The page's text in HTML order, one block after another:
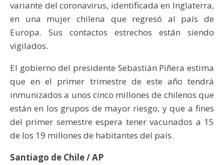
variante del coronavirus, identificada en Inglaterra,
en una mujer chilena que regresó al país de
Europa. Sus contactos estrechos están siendo
vigilados.
El gobierno del presidente Sebastián Piñera estima
que en el primer trimestre de este año tendrá
inmunizados a unos cinco millones de chilenos que
están en los grupos de mayor riesgo, y que a fines
del primer semestre espera tener vacunados a 15
de los 19 millones de habitantes del país.
Santiago de Chile / AP